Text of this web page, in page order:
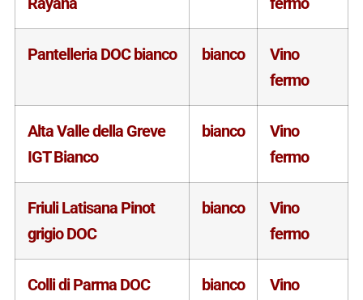
Pantelleria DOC bianco bianco
Vino
fermo
Alta Valle della Greve
IGT Bianco
bianco
Vino
fermo
Friuli Latisana Pinot
grigio DOC
bianco
Vino
fermo
Colli di Parma DOC
bianco
Vino